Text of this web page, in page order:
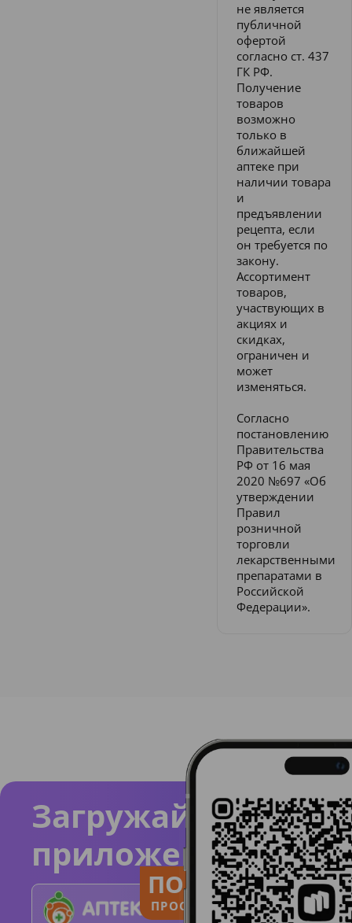
не является
публичной
офертой
согласно ст. 437
ГК РФ.
Получение
товаров
возможно
только в
ближайшей
аптеке при
наличии товара
и
предъявлении
рецепта, если
он требуется по
закону.
Ассортимент
товаров,
участвующих в
акциях и
скидках,
ограничен и
может
изменяться.
Согласно
постановлению
Правительства
РФ от 16 мая
2020 №697 «Об
утверждении
Правил
розничной
торговли
лекарственными
препаратами в
Российской
Федерации».
Загружайте
приложение
ПОЛЬЗУЙСЯ
ПРОСТО И ПОНЯТНО